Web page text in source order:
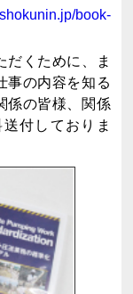
book-
だくために、ま
事の内容を知る
係の皆様、関係
付しておりま